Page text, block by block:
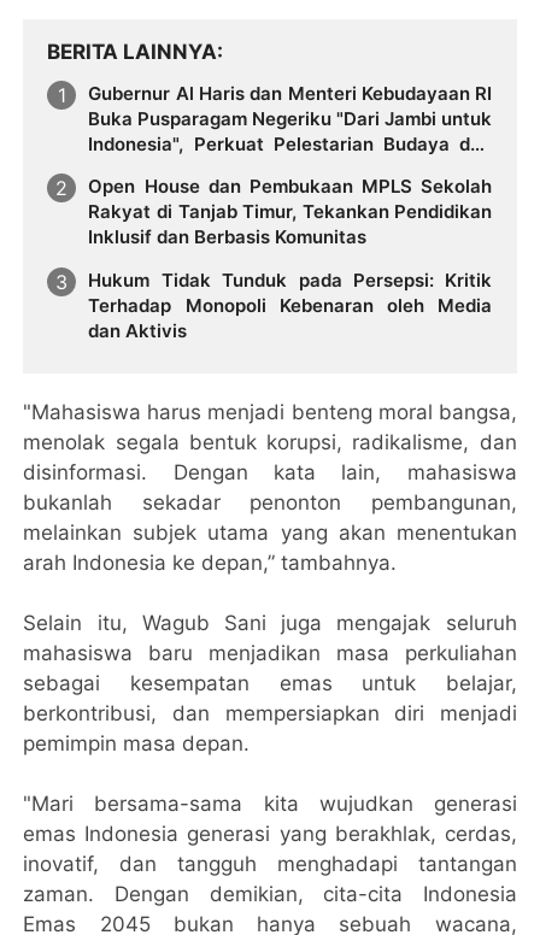
BERITA LAINNYA
Gubernur Al Haris dan Menteri Kebudayaan RI
Buka Pusparagam Negeriku "Dari Jambi untuk
Indonesia", Perkuat Pelestarian Budaya dan
Open House dan Pembukaan MPLS Sekolah
Rakyat di Tanjab Timur, Tekankan Pendidikan
Inklusif dan Berbasis Komunitas
Hukum Tidak Tunduk pada Persepsi: Kritik
Terhadap Monopoli Kebenaran oleh Media
dan Aktivis
"Mahasiswa harus menjadi benteng moral bangsa,
menolak segala bentuk korupsi, radikalisme, dan
disinformasi. Dengan kata lain, mahasiswa
bukanlah sekadar penonton pembangunan,
melainkan subjek utama yang akan menentukan
arah Indonesia ke depan,” tambahnya.
Selain itu, Wagub Sani juga mengajak seluruh
mahasiswa baru menjadikan masa perkuliahan
sebagai kesempatan emas untuk belajar,
berkontribusi, dan mempersiapkan diri menjadi
pemimpin masa depan.
"Mari bersama-sama kita wujudkan generasi
emas Indonesia generasi yang berakhlak, cerdas,
inovatif, dan tangguh menghadapi tantangan
zaman. Dengan demikian, cita-cita Indonesia
Emas 2045 bukan hanya sebuah wacana,